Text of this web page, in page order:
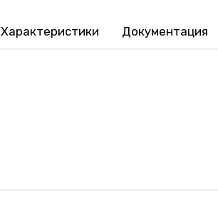
Характеристики Документация